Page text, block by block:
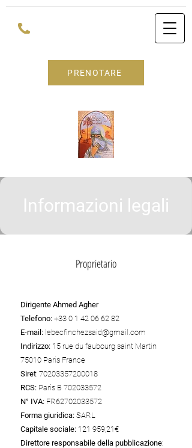
PRENOTARE
Informazioni legali
Proprietario
Dirigente Ahmed Agher
Telefono: +33 0 1 42 06 62 82
E-mail: lebecfinchezsaid@gmail.com
Indirizzo: 15 rue du faubourg saint Martin
75010 Paris France
Siret: 70203357200018
RCS: Paris B 702033572
N° IVA: FR62702033572
Forma giuridica: SARL
Capitale sociale: 121 959,21€
Direttore responsabile della pubblicazione: